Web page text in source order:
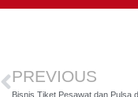
PREVIOUS